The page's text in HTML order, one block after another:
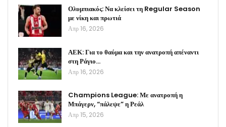
Ολυμπιακός: Να κλείσει τη Regular Season
με νίκη και πρωτιά
Απρ 16, 2026
ΑΕΚ: Για το θαύμα και την ανατροπή απέναντι
στη Ράγιο…
Απρ 16, 2026
Champions League: Με ανατροπή η
Μπάγερν, “πάλεψε” η Ρεάλ
Απρ 15, 2026